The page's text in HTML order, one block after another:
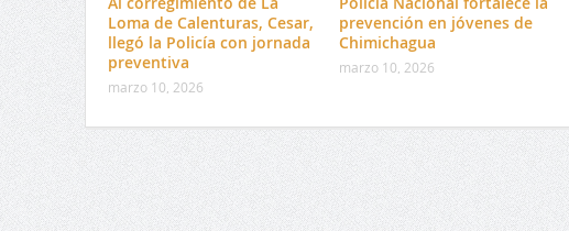
Loma de Calenturas, Cesar,
llegó la Policía con jornada
preventiva
marzo 10, 2026
prevención en jóvenes de
Chimichagua
marzo 10, 2026